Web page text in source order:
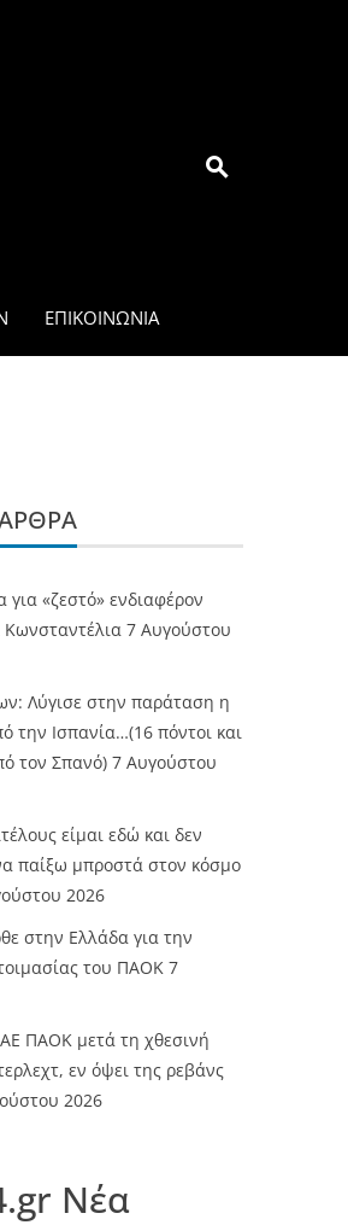
ΕΠΙΚΟΙΝΩΝΊΑ
για «ζεστό» ενδιαφέρον
Κωνσταντέλια 7 Αυγούστου
Λύγισε στην παράταση η
την Ισπανία…(16 πόντοι και
τον Σπανό) 7 Αυγούστου
είμαι εδώ και δεν
παίξω μπροστά στον κόσμο
2026
στην Ελλάδα για την
του ΠΑΟΚ 7
ΠΑΟΚ μετά τη χθεσινή
εν όψει της ρεβάνς
2026
Νέα